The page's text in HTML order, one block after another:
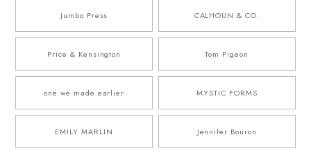
Jumbo Press CALHOUN & CO.
Price & Kensington Tom Pigeon
one we made earlier MYSTIC FORMS
EMILY MARLIN Jennifer Bouron